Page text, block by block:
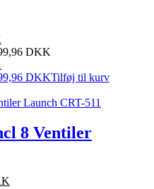
aktuelle
er:
DKK
aktuelle
er:
DKKTilføj til kurv
8 Ventiler